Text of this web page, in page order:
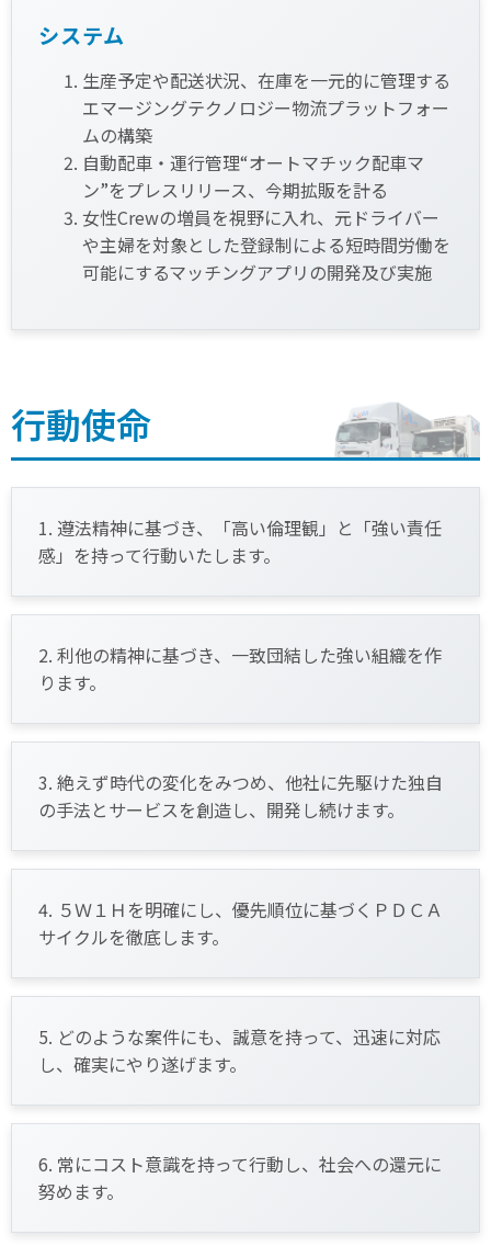
システム
生産予定や配送状況、在庫を一元的に管理する
エマージングテクノロジー物流プラットフォー
ムの構築
自動配車・運行管理“オートマチック配車マ
ン”をプレスリリース、今期拡販を計る
女性Crewの増員を視野に入れ、元ドライバー
や主婦を対象とした登録制による短時間労働を
可能にするマッチングアプリの開発及び実施
行動使命
1. 遵法精神に基づき、「高い倫理観」と「強い責任
感」を持って行動いたします。
2. 利他の精神に基づき、一致団結した強い組織を作
ります。
3. 絶えず時代の変化をみつめ、他社に先駆けた独自
の手法とサービスを創造し、開発し続けます。
4. ５Ｗ１Ｈを明確にし、優先順位に基づくＰＤＣＡ
サイクルを徹底します。
5. どのような案件にも、誠意を持って、迅速に対応
し、確実にやり遂げます。
6. 常にコスト意識を持って行動し、社会への還元に
努めます。